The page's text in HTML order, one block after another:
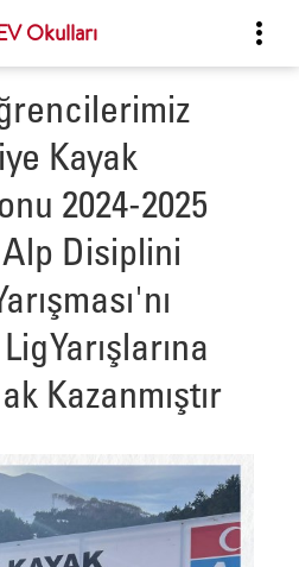
Okulları